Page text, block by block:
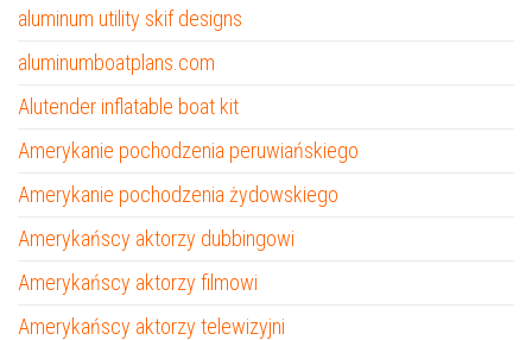
aluminum utility skif designs
aluminumboatplans.com
Alutender inflatable boat kit
Amerykanie pochodzenia peruwiańskiego
Amerykanie pochodzenia żydowskiego
Amerykańscy aktorzy dubbingowi
Amerykańscy aktorzy filmowi
Amerykańscy aktorzy telewizyjni